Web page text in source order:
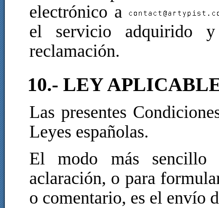
electrónico a
el servicio adquirido
reclamación.
10.- LEY
Las presentes
Leyes españolas.
El modo más sencillo
aclaración, o para
o comentario, es el envío